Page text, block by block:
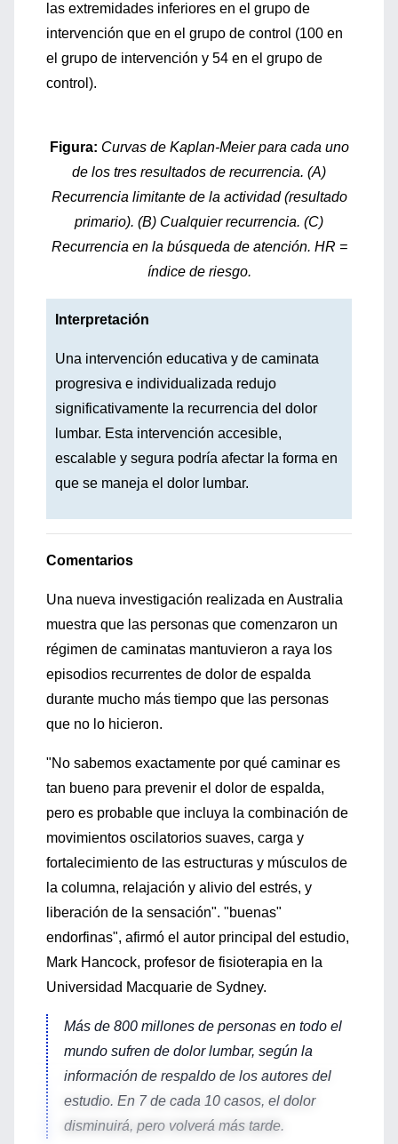
las extremidades inferiores en el grupo de
intervención que en el grupo de control (100 en
el grupo de intervención y 54 en el grupo de
control).
Figura: Curvas de Kaplan-Meier para cada uno
de los tres resultados de recurrencia. (A)
Recurrencia limitante de la actividad (resultado
primario). (B) Cualquier recurrencia. (C)
Recurrencia en la búsqueda de atención. HR =
índice de riesgo.
Interpretación
Una intervención educativa y de caminata
progresiva e individualizada redujo
significativamente la recurrencia del dolor
lumbar. Esta intervención accesible,
escalable y segura podría afectar la forma en
que se maneja el dolor lumbar.
Comentarios
Una nueva investigación realizada en Australia
muestra que las personas que comenzaron un
régimen de caminatas mantuvieron a raya los
episodios recurrentes de dolor de espalda
durante mucho más tiempo que las personas
que no lo hicieron.
"No sabemos exactamente por qué caminar es
tan bueno para prevenir el dolor de espalda,
pero es probable que incluya la combinación de
movimientos oscilatorios suaves, carga y
fortalecimiento de las estructuras y músculos de
la columna, relajación y alivio del estrés, y
liberación de la sensación". "buenas"
endorfinas", afirmó el autor principal del estudio,
Mark Hancock, profesor de fisioterapia en la
Universidad Macquarie de Sydney.
Más de 800 millones de personas en todo el
mundo sufren de dolor lumbar, según la
información de respaldo de los autores del
estudio. En 7 de cada 10 casos, el dolor
disminuirá, pero volverá más tarde.